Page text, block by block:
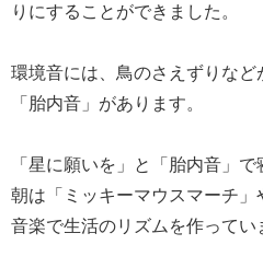
りにすることができました。
環境音には、鳥のさえずりなど
「胎内音」があります。
「星に願いを」と「胎内音」で
朝は「ミッキーマウスマーチ」
音楽で生活のリズムを作ってい